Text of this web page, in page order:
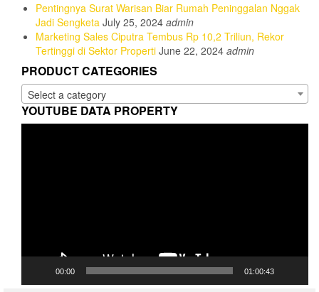
Pentingnya Surat Warisan Biar Rumah Peninggalan Nggak
Jadi Sengketa July 25, 2024 admin
Marketing Sales Ciputra Tembus Rp 10,2 Triliun, Rekor
Tertinggi di Sektor Properti June 22, 2024 admin
PRODUCT CATEGORIES
Select a category
YOUTUBE DATA PROPERTY
00:00 01:00:43